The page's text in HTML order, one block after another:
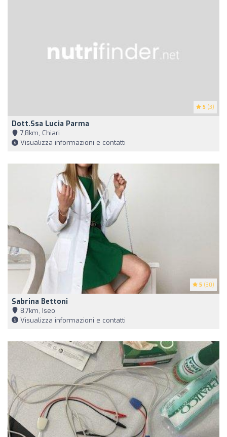
5 (3)
Dott.ssa Lucia Parma
7,8km, Chiari
Visualizza informazioni e contatti
5 (30)
Sabrina Bettoni
8,7km, Iseo
Visualizza informazioni e contatti